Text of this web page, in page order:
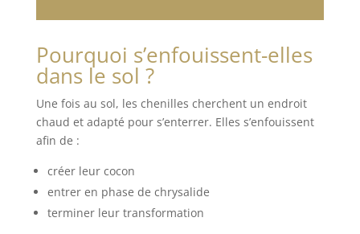
Pourquoi s’enfouissent-elles
dans le sol ?
Une fois au sol, les chenilles cherchent un endroit
chaud et adapté pour s’enterrer. Elles s’enfouissent
afin de :
créer leur cocon
entrer en phase de chrysalide
terminer leur transformation